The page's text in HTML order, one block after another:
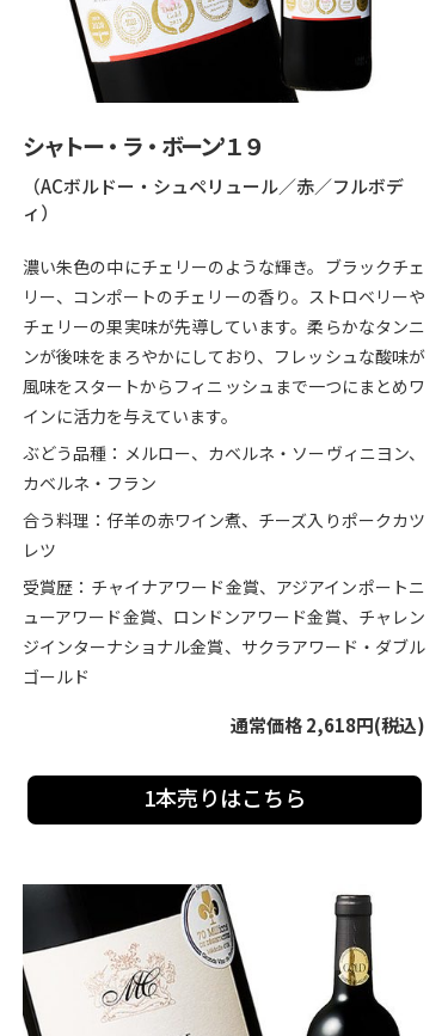
シャトー・ラ・ボーン’１９
（ACボルドー・シュペリュール／赤／フルボデ
ィ）
濃い朱色の中にチェリーのような輝き。ブラックチェ
リー、コンポートのチェリーの香り。ストロベリーや
チェリーの果実味が先導しています。柔らかなタンニ
ンが後味をまろやかにしており、フレッシュな酸味が
風味をスタートからフィニッシュまで一つにまとめワ
インに活力を与えています。
ぶどう品種：メルロー、カベルネ・ソーヴィニヨン、
カベルネ・フラン
合う料理：仔羊の赤ワイン煮、チーズ入りポークカツ
レツ
受賞歴：チャイナアワード金賞、アジアインポートニ
ューアワード金賞、ロンドンアワード金賞、チャレン
ジインターナショナル金賞、サクラアワード・ダブル
ゴールド
通常価格 2,618円(税込)
1本売りはこちら